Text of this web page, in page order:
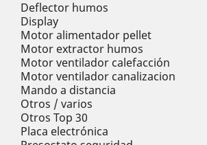
Deflector humos
Display
Motor alimentador pellet
Motor extractor humos
Motor ventilador calefacción
Motor ventilador canalizacion
Mando a distancia
Otros / varios
Otros Top 30
Placa electrónica